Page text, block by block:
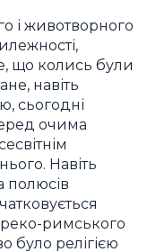
і животворного
що колись були
навіть
сьогодні
очима
Навіть
полюсів
римського
було релігією